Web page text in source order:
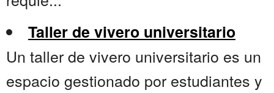
Taller de vivero universitario
Un taller de vivero universitario es un
espacio gestionado por estudiantes y